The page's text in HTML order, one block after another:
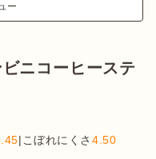
ー
ニコーヒーステ
|こぼれにくさ 4.50